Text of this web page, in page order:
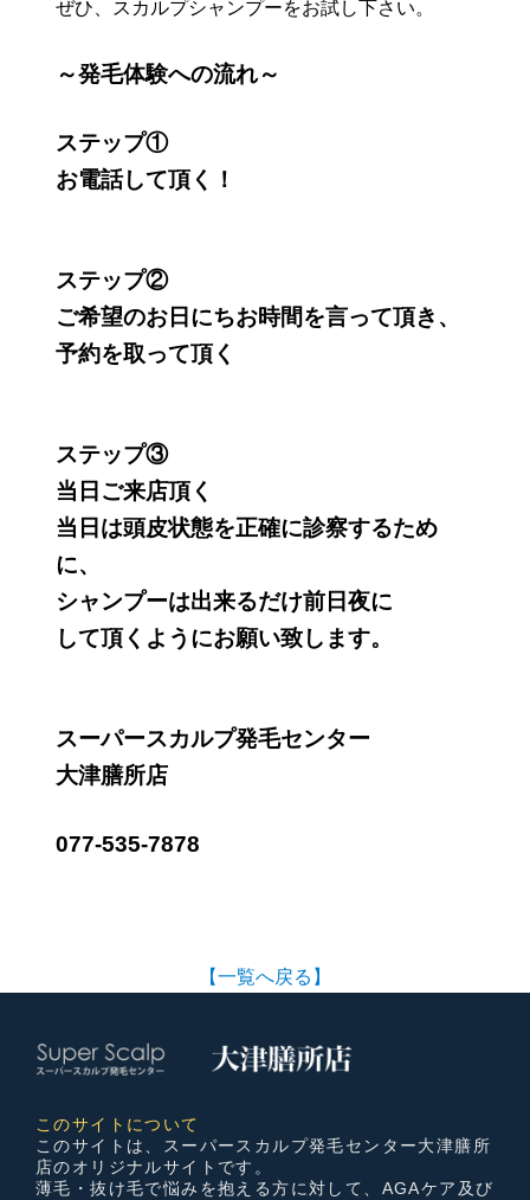
ぜひ、スカルプシャンプーをお試し下さい。
～発毛体験への流れ～
ステップ①
お電話して頂く！
ステップ②
ご希望のお日にちお時間を言って頂き、
予約を取って頂く
ステップ③
当日ご来店頂く
当日は頭皮状態を正確に診察するため
に、
シャンプーは出来るだけ前日夜に
して頂くようにお願い致します。
スーパースカルプ発毛センター
大津膳所店
077-535-7878
【一覧へ戻る】
このサイトについて
このサイトは、スーパースカルプ発毛センター大津膳所
店のオリジナルサイトです。
薄毛・抜け毛で悩みを抱える方に対して、AGAケア及び